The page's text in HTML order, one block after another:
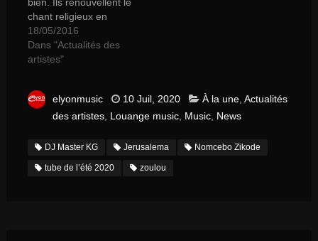
chant religieux en
empruntant aux rhythm
and blues, hip-hop, rap,
slam avec une qualité
devant des dizaines de
milliers de personnes,
bientôt faire parler
commun l’art de
18/05/2016
Dans "Actualités des
artistes"
elyonmusic 10 Juil, 2020 À la une, Actualités
des artistes, Louange music, Music, News
DJ Master KG Jerusalema Nomcebo Zikode
tube de l’été 2020 zoulou